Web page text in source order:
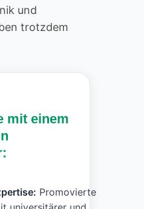
und
trotzdem
mit einem
Promovierte